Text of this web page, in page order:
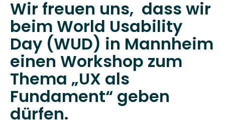
Wir freuen uns, dass wir
beim World Usability
Day (WUD) in Mannheim
einen Workshop zum
Thema „UX als
Fundament“ geben
dürfen.